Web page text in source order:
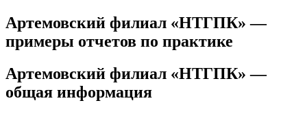
Артемовский филиал «НТГПК» —
примеры отчетов по практике
Артемовский филиал «НТГПК» —
общая информация